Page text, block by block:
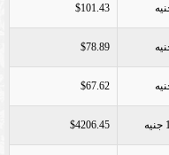
$101.43
$78.89
$67.62
$4206.45